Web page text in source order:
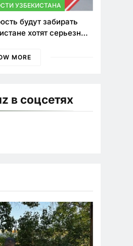
УЗБЕКИСТАНА
будут забирать
хотят серьезно
MORE
в соцсетях